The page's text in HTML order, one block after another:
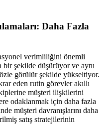
Daha Fazla
verimliliğini önemli
bir şekilde düşürüyor ve aynı
görülür şekilde yükseltiyor.
eden rutin görevler akıllı
müşteri ilişkilerini
odaklanmak için daha fazla
müşteri davranışlarını daha
satış stratejilerinin